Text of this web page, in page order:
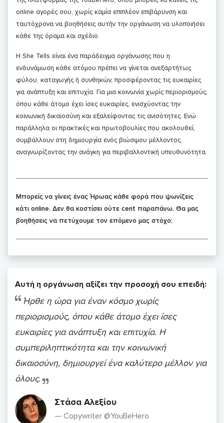
online αγορές σου, χωρίς καμία επιπλέον επιβάρυνση και
ταυτόχρονα να βοηθήσεις αυτήν την οργάνωση να υλοποιήσει
κάθε της όραμα και σχέδιο.
Η She Tells είναι ένα παράδειγμα οργάνωσης που η
ενδυνάμωση κάθε ατόμου πρέπει να γίνεται ανεξαρτήτως
φύλου, καταγωγής ή συνθηκών, προσφέροντας τις ευκαιρίες
για ανάπτυξη και επιτυχία. Για μια κοινωνία χωρίς περιορισμούς,
όπου κάθε άτομο έχει ίσες ευκαιρίες, ενισχύοντας την
κοινωνική δικαιοσύνη και εξαλείφοντας τις ανισότητες. Ενώ
παράλληλα οι πρακτικές και πρωτοβουλίες που ακολουθεί,
συμβάλλουν στη δημιουργία ενός βιώσιμου μέλλοντος,
αναγνωρίζοντας την ανάγκη για περιβαλλοντική υπευθυνότητα.
Μπορείς να γίνεις ένας Ήρωας κάθε φορά που ψωνίζεις
κάτι online. Δεν θα κοστίσει ούτε cent παραπάνω. Θα μας
βοηθήσεις να πετύχουμε τον επόμενο μας στόχο;
Αυτή η οργάνωση αξίζει την προσοχή σου επειδή:
Ήρθε η ώρα για έναν κόσμο χωρίς
περιορισμούς, όπου κάθε άτομο έχει ίσες
ευκαιρίες για ανάπτυξη και επιτυχία. Η
συμπεριληπτικότητα και την κοινωνική
δικαιοσύνη, δημιουργεί ένα καλύτερο μέλλον για
όλους.
Στάσα Αλεξίου
Copywriter @YouBeHero